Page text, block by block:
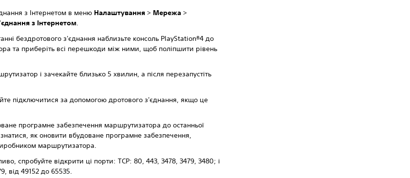
з Інтернетом в меню Налаштування > Мережа >
з Інтернетом.
бездротового з'єднання наблизьте консоль PlayStation®4 до
та приберіть всі перешкоди між ними, щоб поліпшити рівень
і зачекайте близько 5 хвилин, а після перезапустіть
підключитися за допомогою дротового з'єднання, якщо це
програмне забезпечення маршрутизатора до останньої
як оновити вбудоване програмне забезпечення,
маршрутизатора.
спробуйте відкрити ці порти: TCP: 80, 443, 3478, 3479, 3480; і
від 49152 до 65535.